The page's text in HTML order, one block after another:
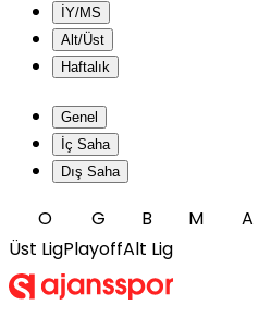
İY/MS
Alt/Üst
Haftalık
Genel
İç Saha
Dış Saha
O G B M A
Üst LigPlayoffAlt Lig